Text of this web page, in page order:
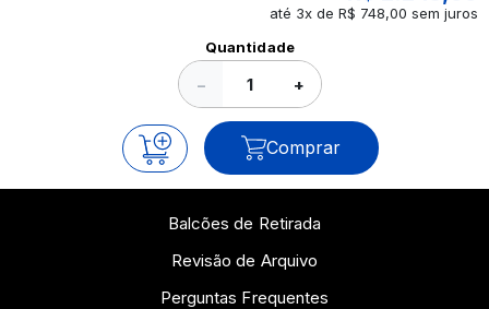
até 3x de R$ 748,00 sem juros
Quantidade
− +
Comprar
Balcões de Retirada
Revisão de Arquivo
Perguntas Frequentes